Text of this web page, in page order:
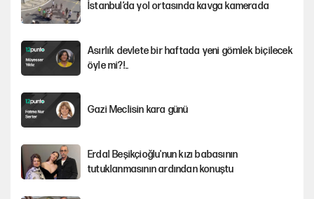
İstanbul’da yol ortasında kavga kamerada
Asırlık devlete bir haftada yeni gömlek biçilecek
öyle mi?!..
Gazi Meclisin kara günü
Erdal Beşikçioğlu'nun kızı babasının
tutuklanmasının ardından konuştu